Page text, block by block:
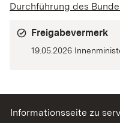
Durchführung des
Freigabevermerk
19.05.2026
Informationsseite zu